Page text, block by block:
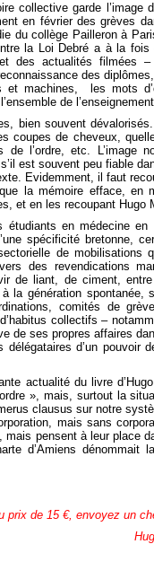
collective garde l’image
en février des grèves
du collège Pailleron à
la Loi Debré a à la
des actualités filmées
des
machines, les mots
de
bien souvent
coupes de cheveux,
l’ordre, etc. L’image
est souvent peu fiable
Evidemment, il faut
la mémoire efface, en
et en les recoupant Hugo
étudiants en médecine
spécificité bretonne,
de
des revendications
de liant, de ciment,
la génération
comités de
collectifs –
de ses propres affaires
d’un pouvoir
actualité du livre
», mais, surtout la
clausus sur notre
mais sans
mais pensent à leur place
d’Amiens dénommait
de 15 €, envoyez un